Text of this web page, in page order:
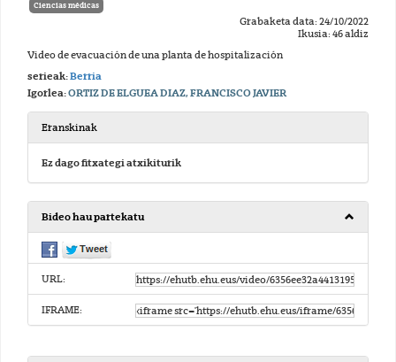
Ciencias médicas
Grabaketa data: 24/10/2022
Ikusia: 46 aldiz
Video de evacuación de una planta de hospitalización
serieak:Berria
Igorlea:ORTIZ DE ELGUEA DIAZ, FRANCISCO JAVIER
Eranskinak
Ez dago fitxategi atxikiturik
Bideo hau partekatu
URL:
IFRAME: